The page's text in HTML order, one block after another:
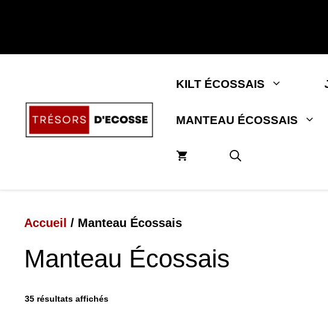
KILT ÉCOSSAIS
MANTEAU ÉCOSSAIS
Accueil / Manteau Écossais
Manteau Écossais
35 résultats affichés